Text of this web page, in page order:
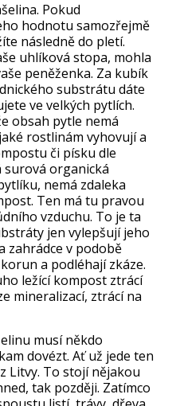
Pokud
hodnotu samozřejmě
následně do pletí.
uhlíková stopa, mohla
peněženka. Za kubík
substrátu dáte
ve velkých pytlích.
obsah pytle nemá
rostlinám vyhovují a
či písku dle
surová organická
nemá zdaleka
Ten má tu pravou
vzduchu. To je ta
jen vylepšují jeho
zahrádce v podobě
a podléhají zkáze.
ležící kompost ztrácí
mineralizací, ztrácí na
musí někdo
dovézt. Ať už jede ten
Litvy. To stojí nějakou
tak později. Zatímco